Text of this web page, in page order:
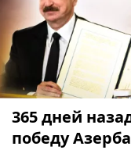
365 дней
победу